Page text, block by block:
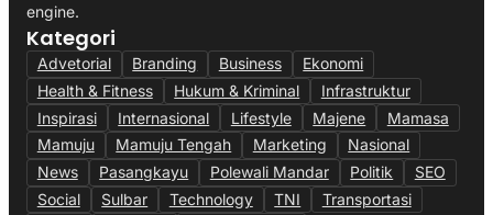
engine.
Kategori
Advetorial Branding Business
Ekonomi
Health & Fitness
Hukum & Kriminal
Infrastruktur
Inspirasi
Internasional Lifestyle Majene
Mamasa
Mamuju
Mamuju Tengah Marketing
Nasional
News
Pasangkayu Polewali Mandar Politik
SEO
Social
Sulbar Technology TNI
Transportasi